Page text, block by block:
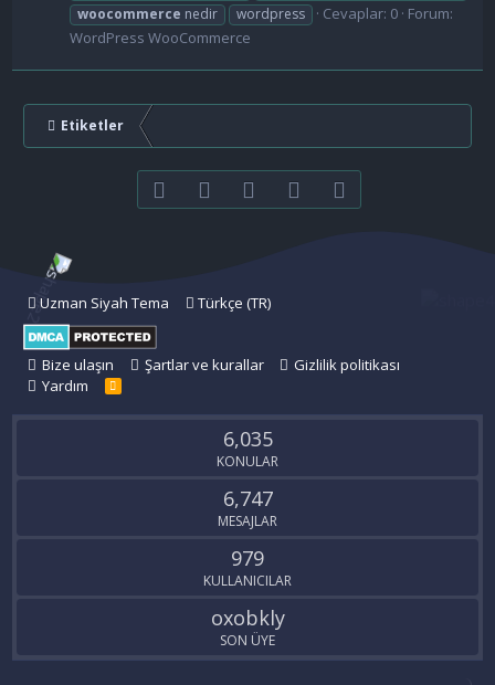
woocommerce nedir wordpress Cevaplar: 0 Forum:
WordPress WooCommerce
Etiketler
FacebookTwitter youtubeBize ulaşın
Uzman Siyah Tema Türkçe (TR)
Bize ulaşın Şartlar ve kurallar
Gizlilik politikası
Yardım
R
S
6,035
KONULAR
6,747
MESAJLAR
979
KULLANICILAR
oxobkly
SON ÜYE